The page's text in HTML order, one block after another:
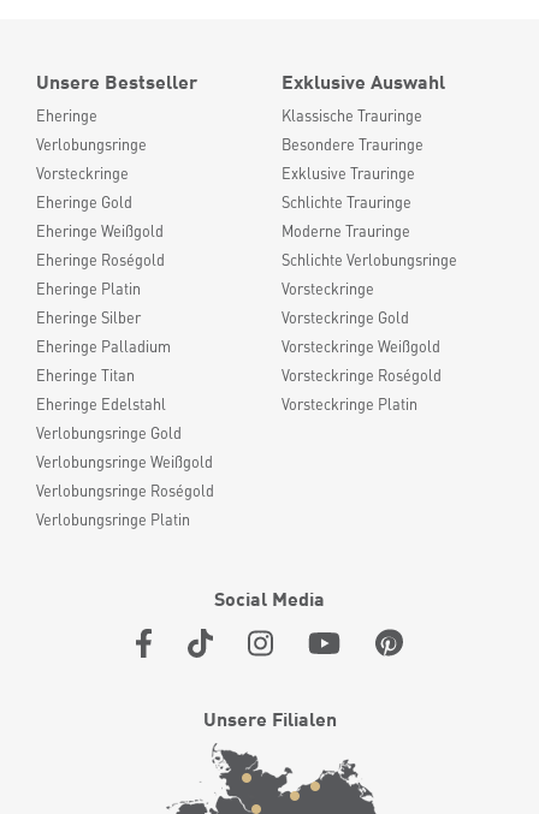
Unsere Bestseller
Eheringe
Verlobungsringe
Vorsteckringe
Eheringe Gold
Eheringe Weißgold
Eheringe Roségold
Eheringe Platin
Eheringe Silber
Eheringe Palladium
Eheringe Titan
Eheringe Edelstahl
Verlobungsringe Gold
Verlobungsringe Weißgold
Verlobungsringe Roségold
Verlobungsringe Platin
Exklusive Auswahl
Klassische Trauringe
Besondere Trauringe
Exklusive Trauringe
Schlichte Trauringe
Moderne Trauringe
Schlichte Verlobungsringe
Vorsteckringe
Vorsteckringe Gold
Vorsteckringe Weißgold
Vorsteckringe Roségold
Vorsteckringe Platin
Social Media
Unsere Filialen